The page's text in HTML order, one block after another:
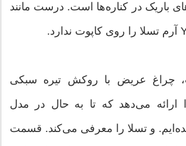
باریک در کناره‌ها است. درست مانند
عریض با روکش تیره سبکی
می‌دهد که تا به حال در مدل
و تسلا را معرفی می‌کند. قسمت